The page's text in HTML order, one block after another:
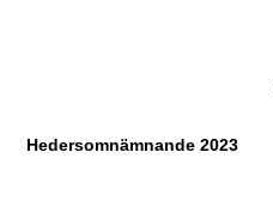
Hedersomnämnande 2023